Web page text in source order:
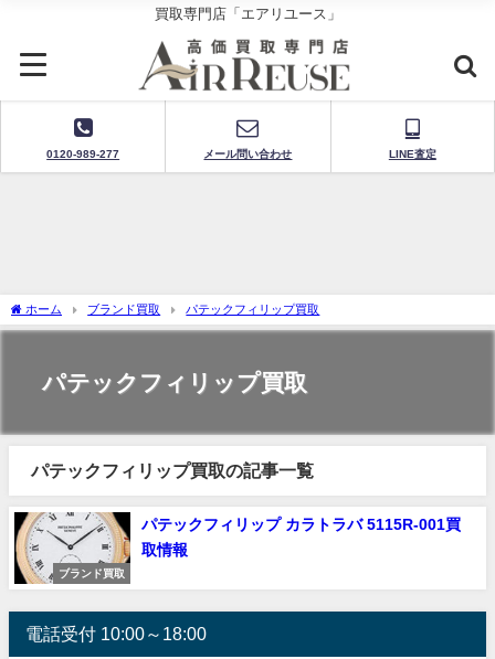
買取専門店「エアリユース」
0120-989-277 メール問い合わせ LINE査定
ホーム ブランド買取 パテックフィリップ買取
パテックフィリップ買取
パテックフィリップ買取の記事一覧
ブランド買取
パテックフィリップ カラトラバ 5115R-001買
取情報
電話受付 10:00～18:00